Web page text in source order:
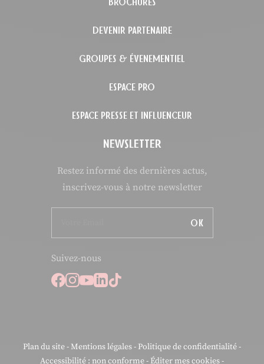
DEVENIR PARTENAIRE
GROUPES & ÉVENEMENTIEL
ESPACE PRO
ESPACE PRESSE ET INFLUENCEUR
NEWSLETTER
Restez informé des dernières actus,
inscrivez-vous à notre newsletter
OK
Suivez-nous
Suivez-nous sur Facebook
Suivez-nous sur Instagram
Suivez-nous sur Youtube
Suivez-nous sur
Suivez-nous sur Tiktok
Plan du site-Mentions légales- Politique de confidentialité-
Accessibilité : non conforme-Éditer mes cookies-